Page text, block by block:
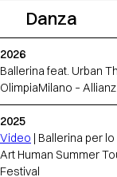
Danza
2026
Ballerina feat. Urban
OlimpiaMilano –
2025
Video | Ballerina per
Art Human Summer
Festival